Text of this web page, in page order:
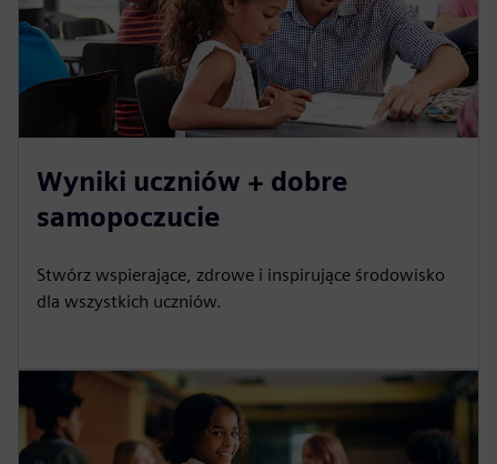
Wyniki uczniów + dobre
samopoczucie
Stwórz wspierające, zdrowe i inspirujące środowisko
dla wszystkich uczniów.